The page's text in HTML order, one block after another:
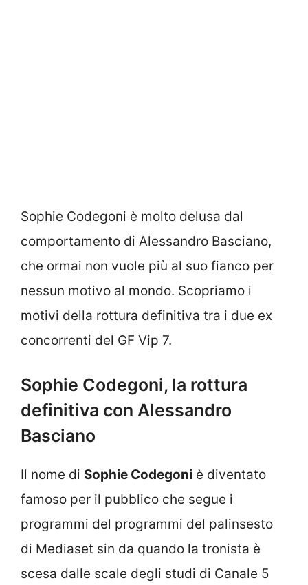
Sophie Codegoni è molto delusa dal
comportamento di Alessandro Basciano,
che ormai non vuole più al suo fianco per
nessun motivo al mondo. Scopriamo i
motivi della rottura definitiva tra i due ex
concorrenti del GF Vip 7.
Sophie Codegoni, la rottura
definitiva con Alessandro
Basciano
Il nome di Sophie Codegoni è diventato
famoso per il pubblico che segue i
programmi del programmi del palinsesto
di Mediaset sin da quando la tronista è
scesa dalle scale degli studi di Canale 5